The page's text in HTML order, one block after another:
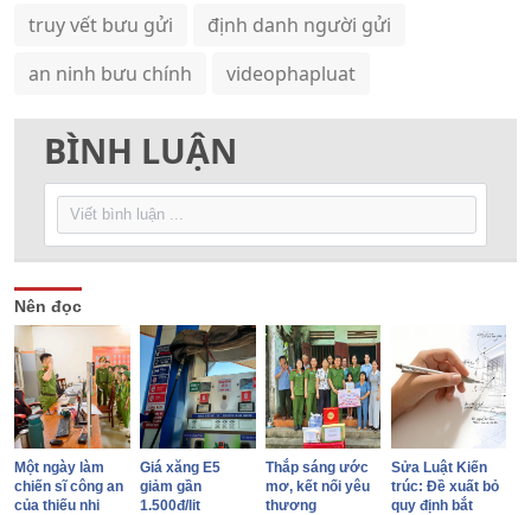
truy vết bưu gửi
định danh người gửi
an ninh bưu chính
videophapluat
BÌNH LUẬN
Nên đọc
Một ngày làm
chiến sĩ công an
của thiếu nhi
Giá xăng E5
giảm gần
1.500đ/lit
Thắp sáng ước
mơ, kết nối yêu
thương
Sửa Luật Kiến
trúc: Đề xuất bỏ
quy định bắt